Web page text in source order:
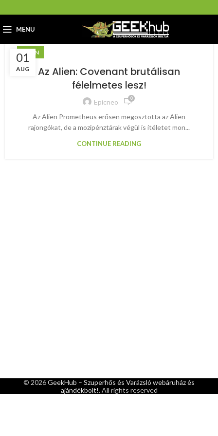
MENU
01
AUG
ALIEN
Az Alien: Covenant brutálisan
félelmetes lesz!
Epicneo 0
Az Alien Prometheus erősen megosztotta az Alien
rajongókat, de a mozipénztárak végül is ítéletet mon...
CONTINUE READING
© 2026GeekHub – Szuperhős és Varázsló webáruház és
ajándékbolt!. All rights reserved